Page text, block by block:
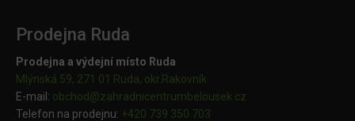
Prodejna Ruda
Prodejna a výdejní místo Ruda
Mlýnská 59, 271 01 Ruda, okr.Rakovník
E-mail: obchod@zahradnicentrumbelousek.cz
Telefon na prodejnu: +420 739 350 703